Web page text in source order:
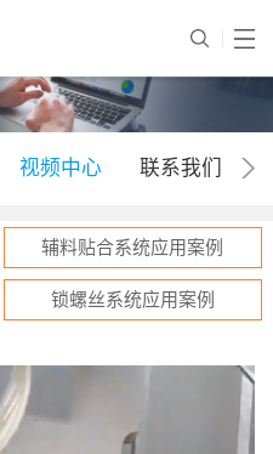
视频中心 联系我们
辅料贴合系统应用案例
锁螺丝系统应用案例